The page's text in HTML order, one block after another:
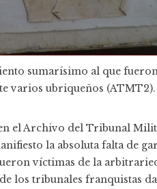
sumarísimo al que
varios ubriqueños (ATMT2).
el Archivo del Tribunal
la absoluta falta de
víctimas de la
los tribunales franquistas